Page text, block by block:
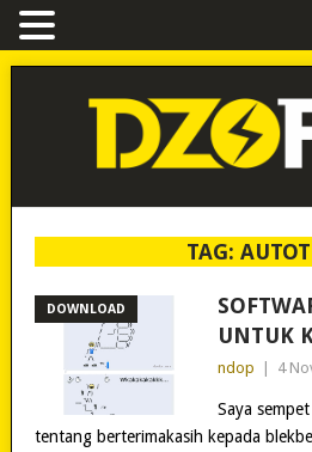
TAG:
DOWNLOAD
UNTUK
ndop 4
Saya
tentang berterimakasih kepada